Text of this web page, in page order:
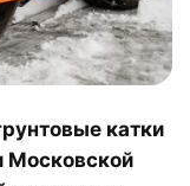
катки
Московской